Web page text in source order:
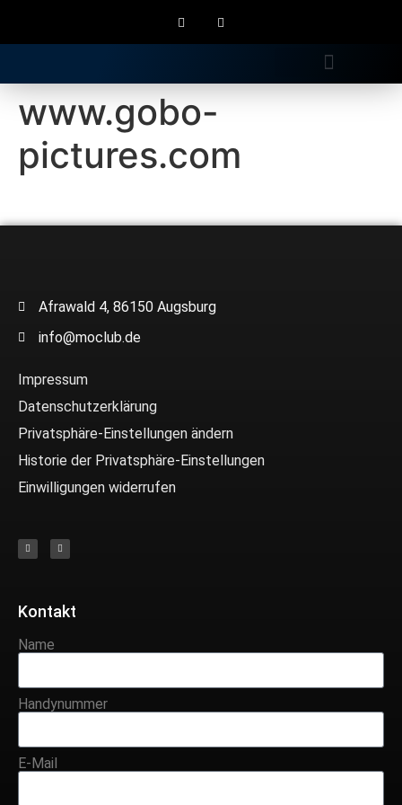
www.gobo-
pictures.com
Afrawald 4, 86150 Augsburg
info@moclub.de
Impressum
Datenschutzerklärung
Privatsphäre-Einstellungen ändern
Historie der Privatsphäre-Einstellungen
Einwilligungen widerrufen
Kontakt
Name
Handynummer
E-Mail